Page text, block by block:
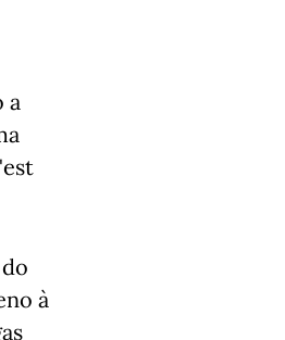
a
à